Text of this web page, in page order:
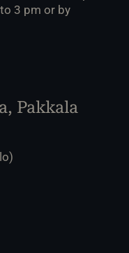
3 pm or by
Pakkala